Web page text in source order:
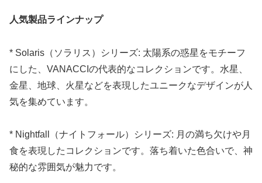
人気製品ラインナップ
* Solaris（ソラリス）シリーズ: 太陽系の惑星をモチーフ
にした、VANACCIの代表的なコレクションです。水星、
金星、地球、火星などを表現したユニークなデザインが人
気を集めています。
* Nightfall（ナイトフォール）シリーズ: 月の満ち欠けや月
食を表現したコレクションです。落ち着いた色合いで、神
秘的な雰囲気が魅力です。